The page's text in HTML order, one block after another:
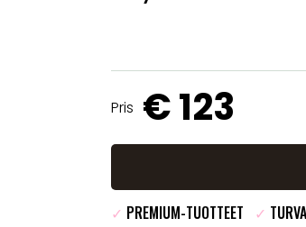
Pris € 123
✓ PREMIUM-TUOTTEET ✓